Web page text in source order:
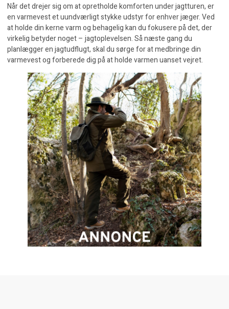
Når det drejer sig om at opretholde komforten under jagtturen, er
en varmevest et uundværligt stykke udstyr for enhver jæger. Ved
at holde din kerne varm og behagelig kan du fokusere på det, der
virkelig betyder noget – jagtoplevelsen. Så næste gang du
planlægger en jagtudflugt, skal du sørge for at medbringe din
varmevest og forberede dig på at holde varmen uanset vejret.